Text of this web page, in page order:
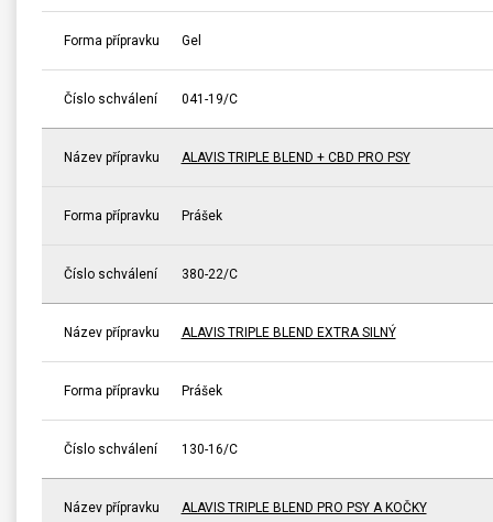
Forma přípravku Gel
Číslo schválení 041-19/C
Název přípravku ALAVIS TRIPLE BLEND + CBD PRO PSY
Forma přípravku Prášek
Číslo schválení 380-22/C
Název přípravku ALAVIS TRIPLE BLEND EXTRA SILNÝ
Forma přípravku Prášek
Číslo schválení 130-16/C
Název přípravku ALAVIS TRIPLE BLEND PRO PSY A KOČKY